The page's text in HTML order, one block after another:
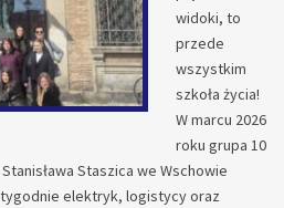
widoki, to
przede
wszystkim
szkoła życia!
W marcu 2026
roku grupa 10
Staszica we Wschowie
tygodnie elektryk, logistycy oraz